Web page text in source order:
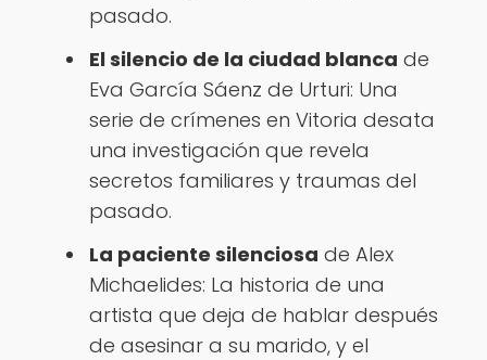
pasado.
El silencio de la ciudad blanca de
Eva García Sáenz de Urturi: Una
serie de crímenes en Vitoria desata
una investigación que revela
secretos familiares y traumas del
pasado.
La paciente silenciosa de Alex
Michaelides: La historia de una
artista que deja de hablar después
de asesinar a su marido, y el